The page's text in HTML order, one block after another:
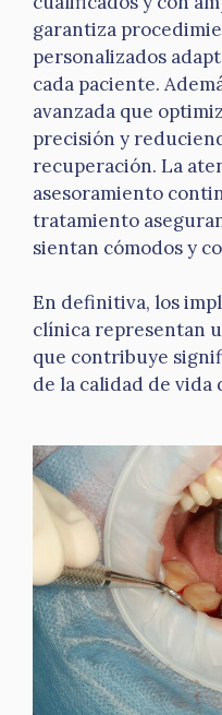
garantiza
personalizados
cada paciente.
avanzada que
precisión y
recuperación. La
asesoramiento
tratamiento
sientan cómodos y
En definitiva, los
clínica representan
que contribuye
de la calidad de vida